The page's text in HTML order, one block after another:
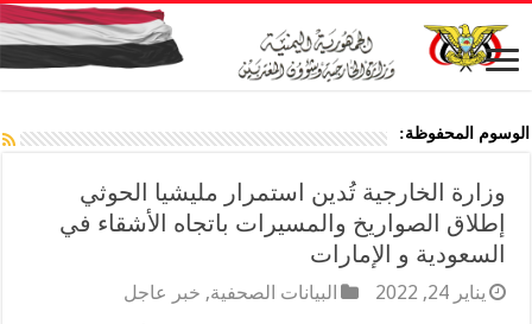
الوسوم المحفوظة:
وزارة الخارجية تُدين استمرار مليشيا الحوثي
إطلاق الصواريخ والمسيرات باتجاه الأشقاء في
السعودية و الإمارات
يناير 24, 2022 البيانات الصحفية, خبر عاجل